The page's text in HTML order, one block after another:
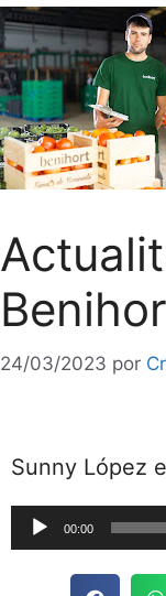
24/03/2023 por
Sunny López
Reproductor
de
00:00